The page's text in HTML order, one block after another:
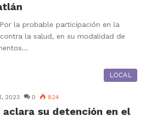
la probable participación en la
la salud, en su modalidad de
LOCAL
2023 0 824
aclara su detención en el